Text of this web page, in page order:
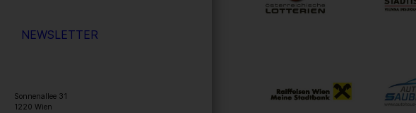
NEWSLETTER
Sonnenallee 31
1220 Wien